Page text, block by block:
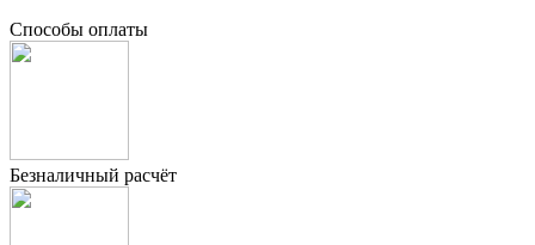
Способы оплаты
Безналичный расчёт